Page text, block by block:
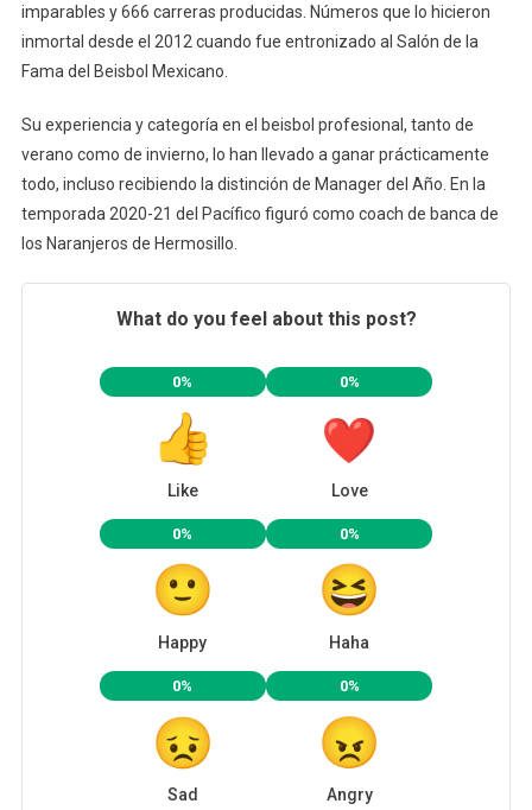
imparables y 666 carreras producidas. Números que lo hicieron
inmortal desde el 2012 cuando fue entronizado al Salón de la
Fama del Beisbol Mexicano.
Su experiencia y categoría en el beisbol profesional, tanto de
verano como de invierno, lo han llevado a ganar prácticamente
todo, incluso recibiendo la distinción de Manager del Año. En la
temporada 2020-21 del Pacífico figuró como coach de banca de
los Naranjeros de Hermosillo.
What do you feel about this post?
0%
Like
0%
Love
0%
Happy
0%
Haha
0%
Sad
0%
Angry